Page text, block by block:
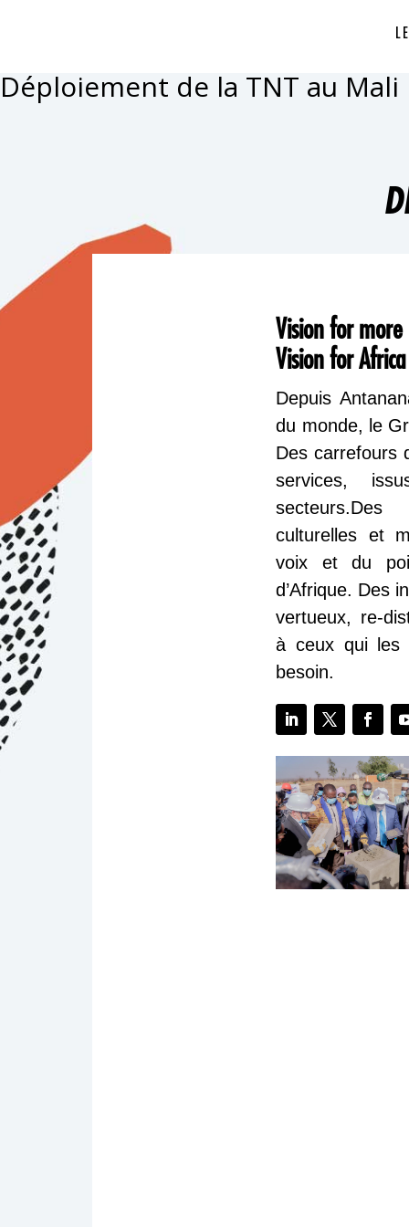
Déploiement de la TNT au Mali
Vision for more
Vision for
Depuis
du monde, le
Des carrefours
services,
secteurs.Des
culturelles et
voix et du
d’Afrique. Des
vertueux, re-
à ceux qui les
besoin.